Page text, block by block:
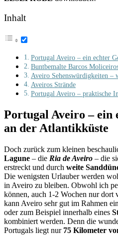
Inhalt
Portugal Aveiro – ein echter
Buntbemalte Barcos
Aveiro Sehenswürdigkeiten –
Aveiros Strände
Portugal Aveiro – praktische
Portugal Aveiro – ein
an der Atlantikküste
Doch zurück zum kleinen
Lagune – die Ria de Aveiro – die
erstreckt und durch weite
Die wenigsten Urlauber werden
in Aveiro zu bleiben. Obwohl ich
können, auch 1-2 Wochen nur dort
kann Aveiro sehr gut im Rahmen
oder zum Beispiel innerhalb eines
kombiniert werden. Denn die
Portugals liegt nur 75 Kilometer